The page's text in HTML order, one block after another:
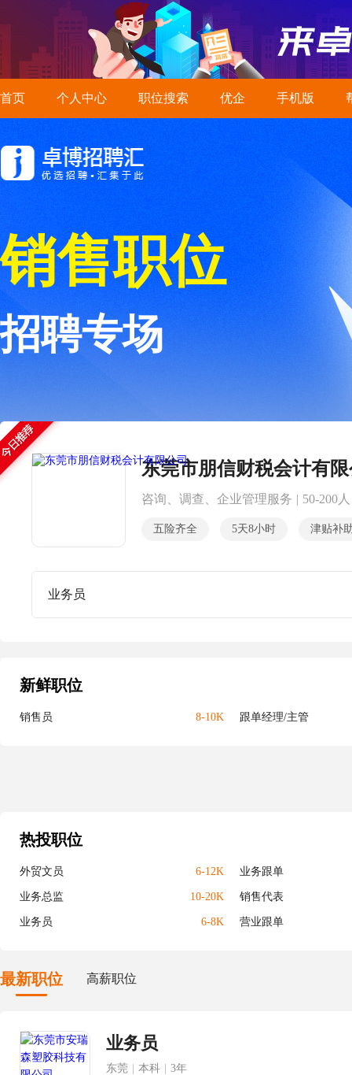
首页 个人中心 职位搜索 优企 手机版
销售职位
招聘专场
东莞市朋信财税会计有
咨询、调查、企业管理服务 | 50-200人
五险齐全 5天8小时 津贴补
业务员
新鲜职位
销售员 8-10K 跟单经理/主管
热投职位
外贸文员 6-12K 业务跟单
业务总监 10-20K 销售代表
业务员 6-8K 营业跟单
最新职位 高薪职位
业务员
东莞 本科
3年